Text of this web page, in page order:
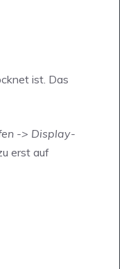
ist. Das
-> Display-
erst auf